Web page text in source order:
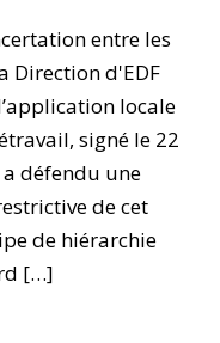
entre les
Direction d'EDF
locale
signé le 22
défendu une
de cet
de hiérarchie
[…]